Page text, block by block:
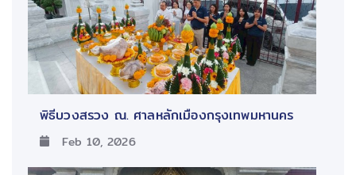
พิธีบวงสรวง ณ. ศาลหลักเมืองกรุงเทพมหานคร
Feb 10, 2026